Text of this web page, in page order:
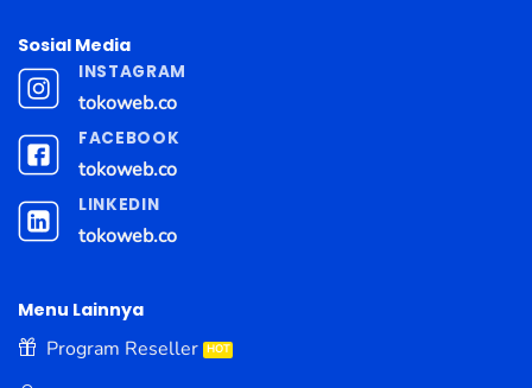
Sosial Media
INSTAGRAM
tokoweb.co
FACEBOOK
tokoweb.co
LINKEDIN
tokoweb.co
Menu Lainnya
Program Reseller